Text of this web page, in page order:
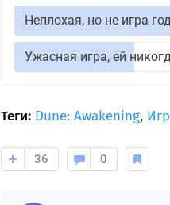
Неплохая, но не игра
Ужасная игра, ей
Теги: Dune: Awakening,
36 0